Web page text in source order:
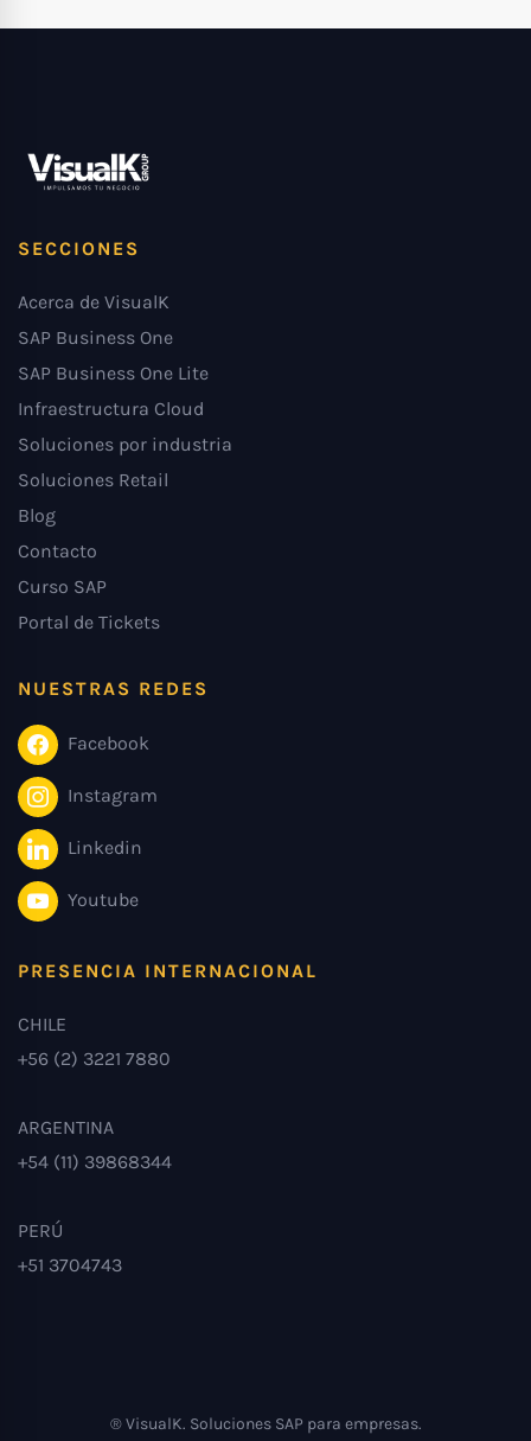
SECCIONES
Acerca de VisualK
SAP Business One
SAP Business One Lite
Infraestructura Cloud
Soluciones por industria
Soluciones Retail
Blog
Contacto
Curso SAP
Portal de Tickets
NUESTRAS REDES
Facebook
Instagram
Linkedin
Youtube
PRESENCIA INTERNACIONAL
CHILE
+56 (2) 3221 7880
ARGENTINA
+54 (11) 39868344
PERÚ
+51 3704743
® VisualK. Soluciones SAP para empresas.